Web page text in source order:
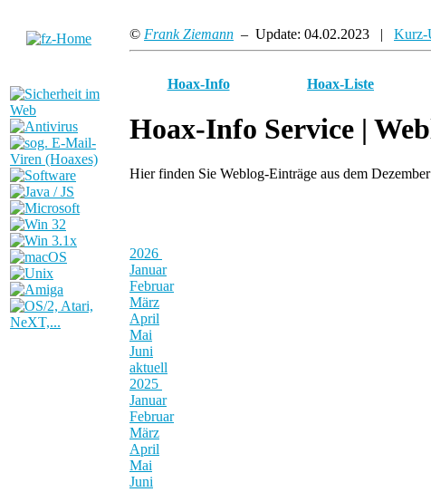
© Frank Ziemann – Update: 04.02.2023 | Kurz-
Hoax-Info Hoax-Liste
Hoax-Info Service |
Hier finden Sie Weblog-Einträge aus dem
2026
Januar
Februar
März
April
Mai
Juni
aktuell
2025
Januar
Februar
März
April
Mai
Juni